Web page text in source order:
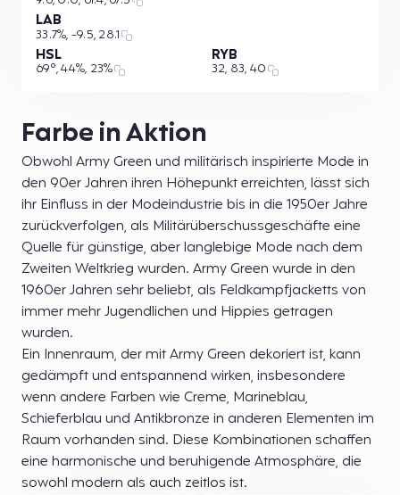
Farbe in Aktion
Obwohl Army Green und militärisch inspirierte Mode in
den 90er Jahren ihren Höhepunkt erreichten, lässt sich
ihr Einfluss in der Modeindustrie bis in die 1950er Jahre
zurückverfolgen, als Militärüberschussgeschäfte eine
Quelle für günstige, aber langlebige Mode nach dem
Zweiten Weltkrieg wurden. Army Green wurde in den
1960er Jahren sehr beliebt, als Feldkampfjacketts von
immer mehr Jugendlichen und Hippies getragen
wurden.
Ein Innenraum, der mit Army Green dekoriert ist, kann
gedämpft und entspannend wirken, insbesondere
wenn andere Farben wie Creme, Marineblau,
Schieferblau und Antikbronze in anderen Elementen im
Raum vorhanden sind. Diese Kombinationen schaffen
eine harmonische und beruhigende Atmosphäre, die
sowohl modern als auch zeitlos ist.
LAB
33.7%, -9.5, 28.1
HSL
69°, 44%, 23%
RYB
32, 83, 40